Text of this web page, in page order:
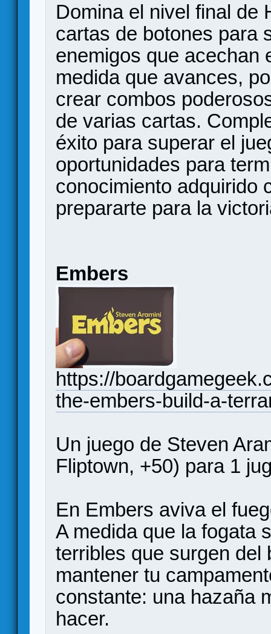
Domina el nivel final de
cartas de botones para
enemigos que acechan
medida que avances,
crear combos
de varias cartas.
éxito para superar el
oportunidades para
conocimiento adquirido
prepararte para la
Embers
https://
the-embers-build-a-
Un juego de Steven
Fliptown, +50) para 1
En Embers aviva el
A medida que la fogata
terribles que surgen del
mantener tu
constante: una hazaña
hacer.